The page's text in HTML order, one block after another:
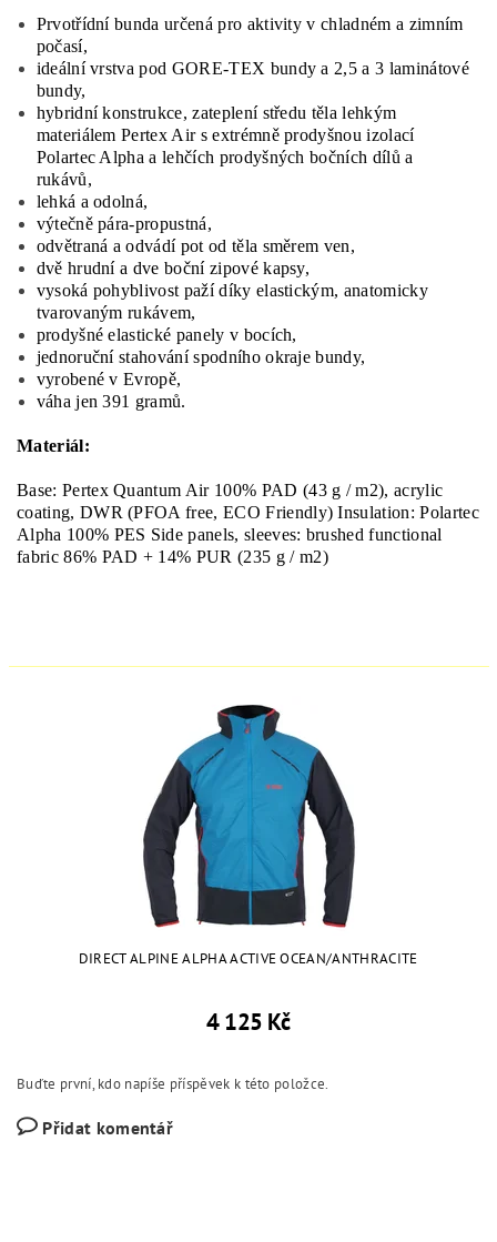
Prvotřídní bunda určená pro aktivity v chladném a zimním
počasí,
ideální vrstva pod GORE-TEX bundy a 2,5 a 3 laminátové
bundy,
hybridní konstrukce, zateplení středu těla lehkým
materiálem Pertex Air s extrémně prodyšnou izolací
Polartec Alpha a lehčích prodyšných bočních dílů a
rukávů,
lehká a odolná,
výtečně pára-propustná,
odvětraná a odvádí pot od těla směrem ven,
dvě hrudní a dve boční zipové kapsy,
vysoká pohyblivost paží díky elastickým, anatomicky
tvarovaným rukávem,
prodyšné elastické panely v bocích,
jednoruční stahování spodního okraje bundy,
vyrobené v Evropě,
váha jen 391 gramů.
Materiál:
Base: Pertex Quantum Air 100% PAD (43 g / m2), acrylic
coating, DWR (PFOA free, ECO Friendly) Insulation: Polartec
Alpha 100% PES Side panels, sleeves: brushed functional
fabric 86% PAD + 14% PUR (235 g / m2)
DIRECT ALPINE ALPHA ACTIVE OCEAN/ANTHRACITE
4 125 Kč
Buďte první, kdo napíše příspěvek k této položce.
Přidat komentář